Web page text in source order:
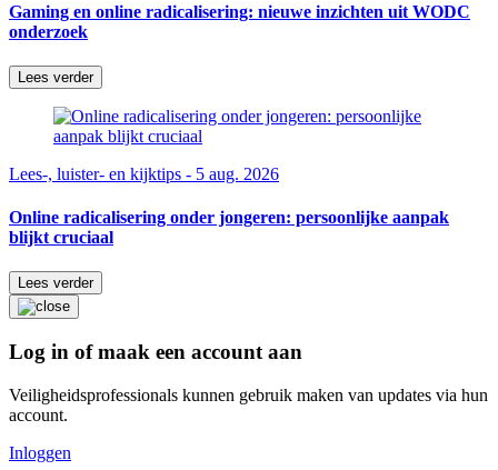
Gaming en online radicalisering: nieuwe inzichten uit WODC
onderzoek
Lees verder
Lees-, luister- en kijktips - 5 aug. 2026
Online radicalisering onder jongeren: persoonlijke aanpak
blijkt cruciaal
Lees verder
Log in of maak een account aan
Veiligheidsprofessionals kunnen gebruik maken van updates via hun
account.
Inloggen